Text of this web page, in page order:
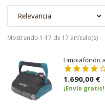
Relevancia
Mostrando 1-17 de 17 artículo(s)
Limpiafondo
1.690,00 €
¡Envío gratis!